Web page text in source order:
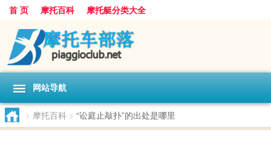
首 页 摩托百科 摩托艇分类大全
网站导航
> 摩托百科 > “讼庭止敲扑”的出处是哪里